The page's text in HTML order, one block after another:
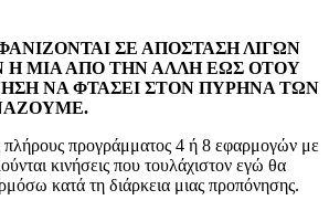
ΣΕ ΑΠΟΣΤΑΣΗ ΛΙΓΩΝ
Η ΜΙΑ ΑΠΟ ΤΗΝ ΑΛΛΗ ΕΩΣ ΟΤΟΥ
ΝΑ ΦΤΑΣΕΙ ΣΤΟΝ ΠΥΡΗΝΑ ΤΩΝ
πλήρους προγράμματος 4 ή 8 εφαρμογών με
κινήσεις που τουλάχιστον εγώ θα
κατά τη διάρκεια μιας προπόνησης.